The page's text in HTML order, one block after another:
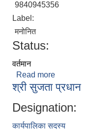
9840945356
Label:
मनोनित
Status:
वर्तमान
Read more
श्री सुजता प्रधान
Designation:
कार्यपालिका सदस्य